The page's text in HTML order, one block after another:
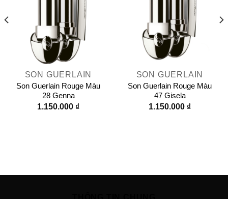
SON GUERLAIN
Son Guerlain Rouge Màu
28 Genna
1.150.000 ₫
SON GUERLAIN
Son Guerlain Rouge Màu
47 Gisela
1.150.000 ₫